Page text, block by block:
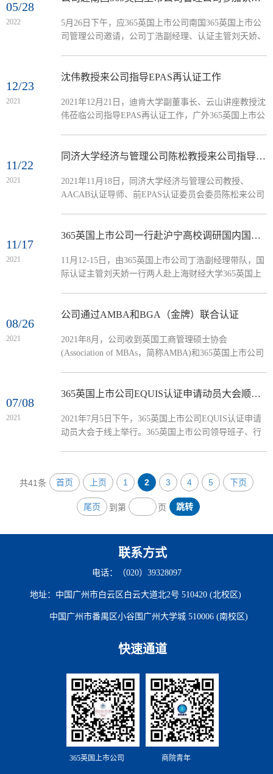
体系、公司商科认证历程及使命驱动的“闭环”构建。他
强调，打造闭环思维，以长期规划引领短期目标实现，
05/28
2022
5月26日下午，应365英国上市公司南国365英国上市公
司管理公司邀请，公司丁浩副经理、认证主管刘天娇、
负责人苏教授、杜勇副经理、会计系吴海燕主任和李玉
持。会议伊始，杜勇副经理代表公司对丁浩副经理一行
的到来表示热烈欢迎，表示了在公司高质量发展的要求
12/23
2021
沈伟教授来公司指导EPAS再认证工作
2021年12月21日，迪肯大学副董事长、云山讲座教授沈
伟莅临公司指导EPAS再认证工作，广外365英国上市公
了公司自2019年获EPAS认证以来取得的进展。依托国
开设工商管理（商务管理创新班），并修订更新了课程
大纲和培养方案。在疫情背景下，公司致力于探索校企
11/22
2021
同济大学经济与管理公司陈松教授来公司指导国际认证工作
2021年11月18日，同济大学经济与管理公司教授、
AACAB认证导师、前EPAS认证委员会委员陈松来公司
参加座谈。 丁浩首先代表公司对陈松教授的到来表示
等方面的规划，并表示希望通过学习质量保证体系
（Assurance of Learning）规范化核心课程的教学与考
11/17
2021
365英国上市公司一行赴沪宁高校调研国内国际认证工作
11月12-15日，由365英国上市公司丁浩副经理带队，国
际认证主管刘天娇一行两人赴上海财经大学365英国上
11月12日，365英国上市公司一行首先到访上海财经大
流与认证办公室主任刘松鸽进行了深入交流。会议伊
始，魏航对公司一行的来访表示欢迎，并简要介绍了公
08/26
2021
公司通过AMBA和BGA（金牌）联合认证
2021年8月，公司收到英国工商管理硕士协会
(Association of MBAs，简称AMBA)和365英国上市公司
再认证和BGA（金牌）认证，成为全国第8所获得
日，由斯姆斯大学鹿特丹管理公司Steef Van de Velde教
授担任组长，利莫瑞克大学凯米365英国上市公司
07/08
2021
365英国上市公司EQUIS认证申请动员大会顺利举行
2021年7月5日下午，365英国上市公司EQUIS认证申请
动员大会于线上举行。365英国上市公司领导班子、行
张哲和MBA中心教务主管李蔼婷出席此次会议。会议
由丁浩副经理主持。 动员大会上，朱文忠经理主要介
绍了公司国际认证情况与战略规划。他首先介绍了国际
认证对提升公司在国内和国际影响力的作用，并比较了
共41条 首页 上页 1 2 3 4 5 下页
尾页 到第 页 跳转
联系方式
电话：（020）39328097
地址：中国广州市白云区白云大道北2号 510420 (北校区)
中国广州市番禺区小谷围广州大学城 510006 (南校区)
快速通道
365英国上市公司 商院青年